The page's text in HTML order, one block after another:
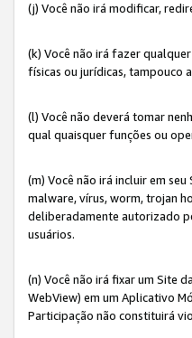
(j) Você não irá modificar,
(k) Você não irá fazer
físicas ou jurídicas, tampouco
(l) Você não deverá tomar
qual quaisquer funções ou
(m) Você não irá incluir em
malware, vírus, worm, trojan
deliberadamente autorizado
usuários.
(n) Você não irá fixar um Site
WebView) em um Aplicativo
Participação não constituirá